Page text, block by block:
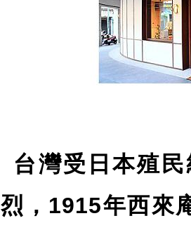
台灣受日本殖
烈， 1915年西來